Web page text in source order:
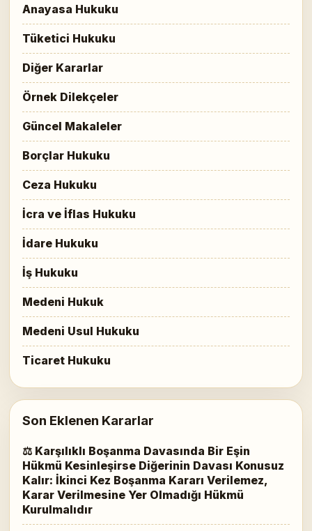
Anayasa Hukuku
Tüketici Hukuku
Diğer Kararlar
Örnek Dilekçeler
Güncel Makaleler
Borçlar Hukuku
Ceza Hukuku
İcra ve İflas Hukuku
İdare Hukuku
İş Hukuku
Medeni Hukuk
Medeni Usul Hukuku
Ticaret Hukuku
Son Eklenen Kararlar
⚖ Karşılıklı Boşanma Davasında Bir Eşin
Hükmü Kesinleşirse Diğerinin Davası Konusuz
Kalır: İkinci Kez Boşanma Kararı Verilemez,
Karar Verilmesine Yer Olmadığı Hükmü
Kurulmalıdır